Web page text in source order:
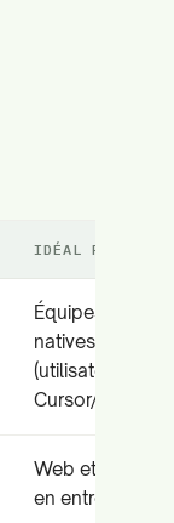
IDÉAL POUR
Équipes
natives IA
(utilisateurs
Cursor/Claude)
Web et mobile
en entreprise